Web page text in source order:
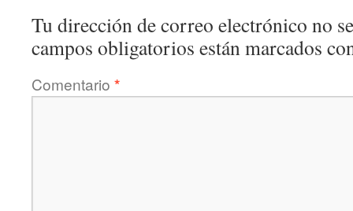
Tu dirección de correo electrónico no
campos obligatorios están marcados
Comentario *